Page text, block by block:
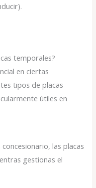
temporales?
en ciertas
tipos de placas
útiles en
las placas
gestionas el